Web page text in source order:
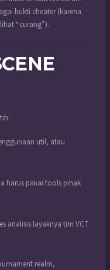
bukti cheater (karena
“curang”).
util, atau
harus pakai tools pihak
analisis layaknya tim VCT.
realm,